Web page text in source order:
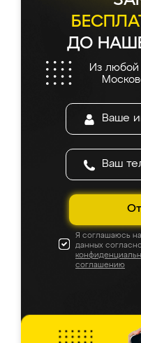
ДО
Из любой
Я соглашаюсь
данных
соглашению